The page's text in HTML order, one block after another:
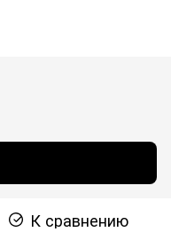
К сравнению